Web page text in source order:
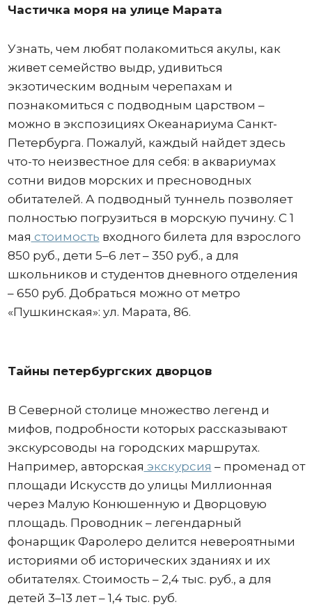
Частичка моря на улице Марата
Узнать, чем любят полакомиться акулы, как
живет семейство выдр, удивиться
экзотическим водным черепахам и
познакомиться с подводным царством –
можно в экспозициях Океанариума Санкт-
Петербурга. Пожалуй, каждый найдет здесь
что-то неизвестное для себя: в аквариумах
сотни видов морских и пресноводных
обитателей. А подводный туннель позволяет
полностью погрузиться в морскую пучину. С 1
мая стоимость входного билета для взрослого
850 руб., дети 5–6 лет – 350 руб., а для
школьников и студентов дневного отделения
– 650 руб. Добраться можно от метро
«Пушкинская»: ул. Марата, 86.
Тайны петербургских дворцов
В Северной столице множество легенд и
мифов, подробности которых рассказывают
экскурсоводы на городских маршрутах.
Например, авторская экскурсия – променад от
площади Искусств до улицы Миллионная
через Малую Конюшенную и Дворцовую
площадь. Проводник – легендарный
фонарщик Фаролеро делится невероятными
историями об исторических зданиях и их
обитателях. Стоимость – 2,4 тыс. руб., а для
детей 3–13 лет – 1,4 тыс. руб.